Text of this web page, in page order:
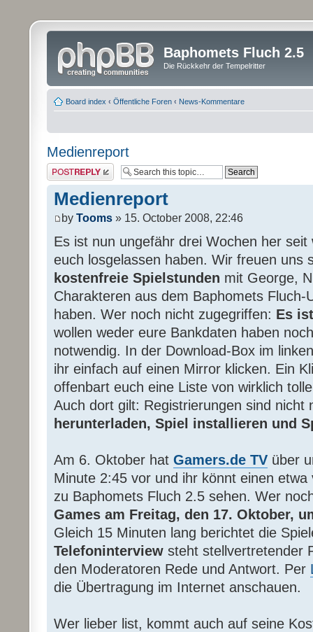
Baphomets Fluch 2.5
Die Rückkehr der Tempelritter
Board index ‹ Öffentliche Foren ‹ News-Kommentare
Medienreport
Post a reply
Medienreport
by Tooms » 15. October 2008, 22:46
Es ist nun ungefähr drei Wochen her
euch losgelassen haben. Wir freuen uns
kostenfreie Spielstunden mit George,
Charakteren aus dem Baphomets Fluch-
haben. Wer noch nicht zugegriffen: Es
wollen weder eure Bankdaten haben
notwendig. In der Download-Box im
ihr einfach auf einen Mirror klicken. Ein
offenbart euch eine Liste von wirklich
Auch dort gilt: Registrierungen sind nicht
herunterladen, Spiel installieren und
Am 6. Oktober hat Gamers.de TV über
Minute 2:45 vor und ihr könnt einen
zu Baphomets Fluch 2.5 sehen. Wer
Games am Freitag, den 17. Oktober,
Gleich 15 Minuten lang berichtet die
Telefoninterview steht stellvertretender
den Moderatoren Rede und Antwort. Per
die Übertragung im Internet anschauen.
Wer lieber list, kommt auch auf seine